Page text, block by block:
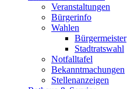
Veranstaltungen
Bürgerinfo
Wahlen
Bürgermeister
Stadtratswahl
Notfalltafel
Bekanntmachungen
Stellenanzeigen